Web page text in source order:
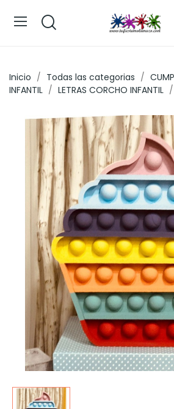
Inicio Todas las categorias
INFANTIL
LETRAS CORCHO INFANTIL